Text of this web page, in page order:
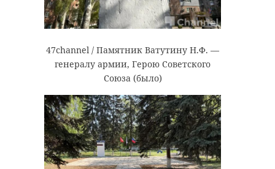
47channel / Памятник Ватутину Н.Ф. —
генералу армии, Герою Советского
Союза (было)